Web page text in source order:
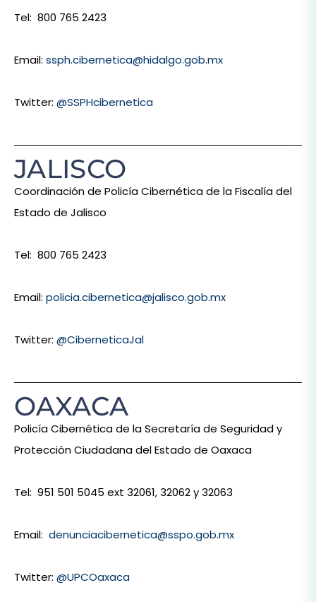
Tel: 800 765 2423
Email: ssph.cibernetica@hidalgo.gob.mx
Twitter: @SSPHcibernetica
JALISCO
Coordinación de Policía Cibernética de la Fiscalía del
Estado de Jalisco
Tel: 800 765 2423
Email: policia.cibernetica@jalisco.gob.mx
Twitter: @CiberneticaJal
OAXACA
Policía Cibernética de la Secretaría de Seguridad y
Protección Ciudadana del Estado de Oaxaca
Tel: 951 501 5045 ext 32061, 32062 y 32063
Email: denunciacibernetica@sspo.gob.mx
Twitter: @UPCOaxaca